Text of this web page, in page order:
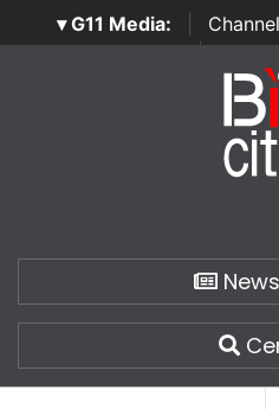
▾ G11 Media:
SecurityOpenLab | Italian
Italian